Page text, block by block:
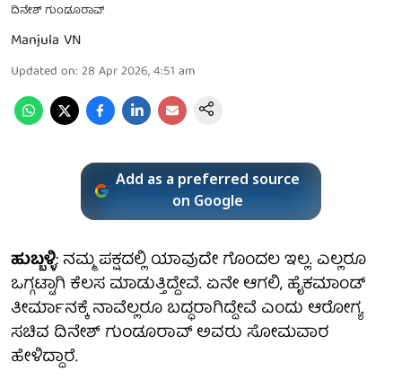
ದಿನೇಶ್ ಗುಂಡೂರಾವ್
Manjula VN
Updated on: 28 Apr 2026, 4:51 am
Add as a preferred source
on Google
ಹುಬ್ಬಳ್ಳಿ: ನಮ್ಮ ಪಕ್ಷದಲ್ಲಿ ಯಾವುದೇ ಗೊಂದಲ ಇಲ್ಲ. ಎಲ್ಲರೂ
ಒಗ್ಗಟ್ಟಾಗಿ ಕೆಲಸ ಮಾಡುತ್ತಿದ್ದೇವೆ. ಏನೇ ಆಗಲಿ, ಹೈಕಮಾಂಡ್
ತೀರ್ಮಾನಕ್ಕೆ ನಾವೆಲ್ಲರೂ ಬದ್ಧರಾಗಿದ್ದೇವೆ ಎಂದು ಆರೋಗ್ಯ
ಸಚಿವ ದಿನೇಶ್ ಗುಂಡೂರಾವ್ ಅವರು ಸೋಮವಾರ
ಹೇಳಿದ್ದಾರೆ.